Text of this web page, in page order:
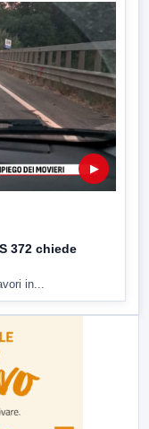
▶
372 chiede
in...